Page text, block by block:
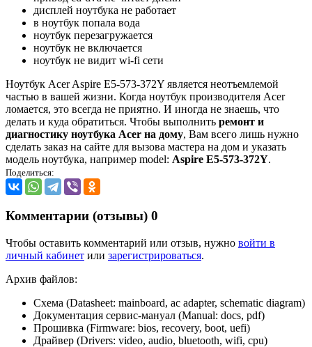
дисплей ноутбука не работает
в ноутбук попала вода
ноутбук перезагружается
ноутбук не включается
ноутбук не видит wi-fi сети
Ноутбук Acer Aspire E5-573-372Y является неотъемлемой
частью в вашей жизни. Когда ноутбук производителя Acer
ломается, это всегда не приятно. И иногда не знаешь, что
делать и куда обратиться. Чтобы выполнить ремонт и
диагностику ноутбука Acer на дому, Вам всего лишь нужно
сделать заказ на сайте для вызова мастера на дом и указать
модель ноутбука, например model: Aspire E5-573-372Y.
Поделиться:
Комментарии (отзывы) 0
Чтобы оставить комментарий или отзыв, нужно войти в
личный кабинет или зарегистрироваться.
Архив файлов:
Схема (Datasheet: mainboard, ac adapter, schematic diagram)
Документация сервис-мануал (Manual: docs, pdf)
Прошивка (Firmware: bios, recovery, boot, uefi)
Драйвер (Drivers: video, audio, bluetooth, wifi, cpu)